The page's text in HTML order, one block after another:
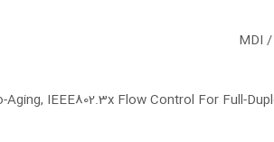
IEEE802.3x Flow Control For Full-